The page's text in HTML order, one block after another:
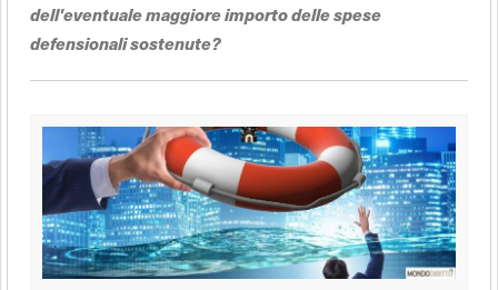
dell'eventuale maggiore importo delle spese
defensionali sostenute?